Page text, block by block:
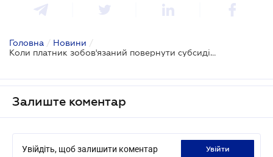
Головна / Новини /
Коли платник зобов'язаний повернути субсидію
Залиште коментар
Увійдіть, щоб залишити коментар увійти